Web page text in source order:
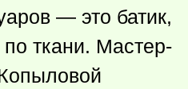
— это батик,
ткани. Мастер-